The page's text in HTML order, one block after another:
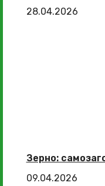
28.04.2026
Зерно:
09.04.2026